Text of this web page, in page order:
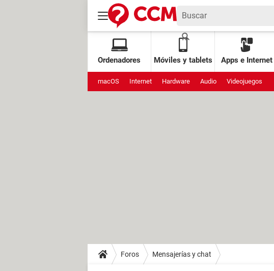
Ordenadores Móviles y tablets Apps e Internet
macOS Internet Hardware Audio Videojuegos
Foros Mensajerías y chat